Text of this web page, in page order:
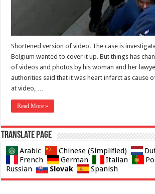
Shortened version of video. The case is
Belgium wanted to cover it up. But things has
of videos and photos by his woman and her
authorities said that it was heart infarct as cause
at video, …
Read More »
Translate page
Arabic Chinese (Simplified)
French
German Italian
Russian
Slovak Spanish